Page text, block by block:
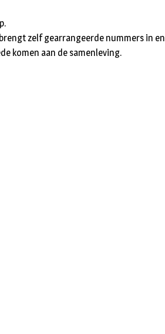
zelf gearrangeerde nummers in
komen aan de samenleving.